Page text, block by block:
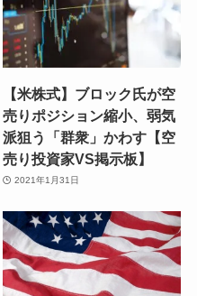
【米株式】ブロック氏が空
売りポジション縮小、弱気
派狙う「群衆」かわす【空
売り投資家VS掲示板】
2021年1月31日